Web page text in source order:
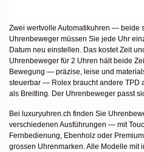
Zwei wertvolle Automatikuhren — beide
Uhrenbeweger müssen Sie jede Uhr
Datum neu einstellen. Das kostet Zeit
Uhrenbeweger für 2 Uhren hält beide
Bewegung — präzise, leise und
steuerbar — Rolex braucht andere TPD
als Breitling. Der Uhrenbeweger passt
Bei luxuryuhren.ch finden Sie
verschiedenen Ausführungen — mit
Fernbedienung, Ebenholz oder
grossen Uhrenmarken. Alle Modelle mit